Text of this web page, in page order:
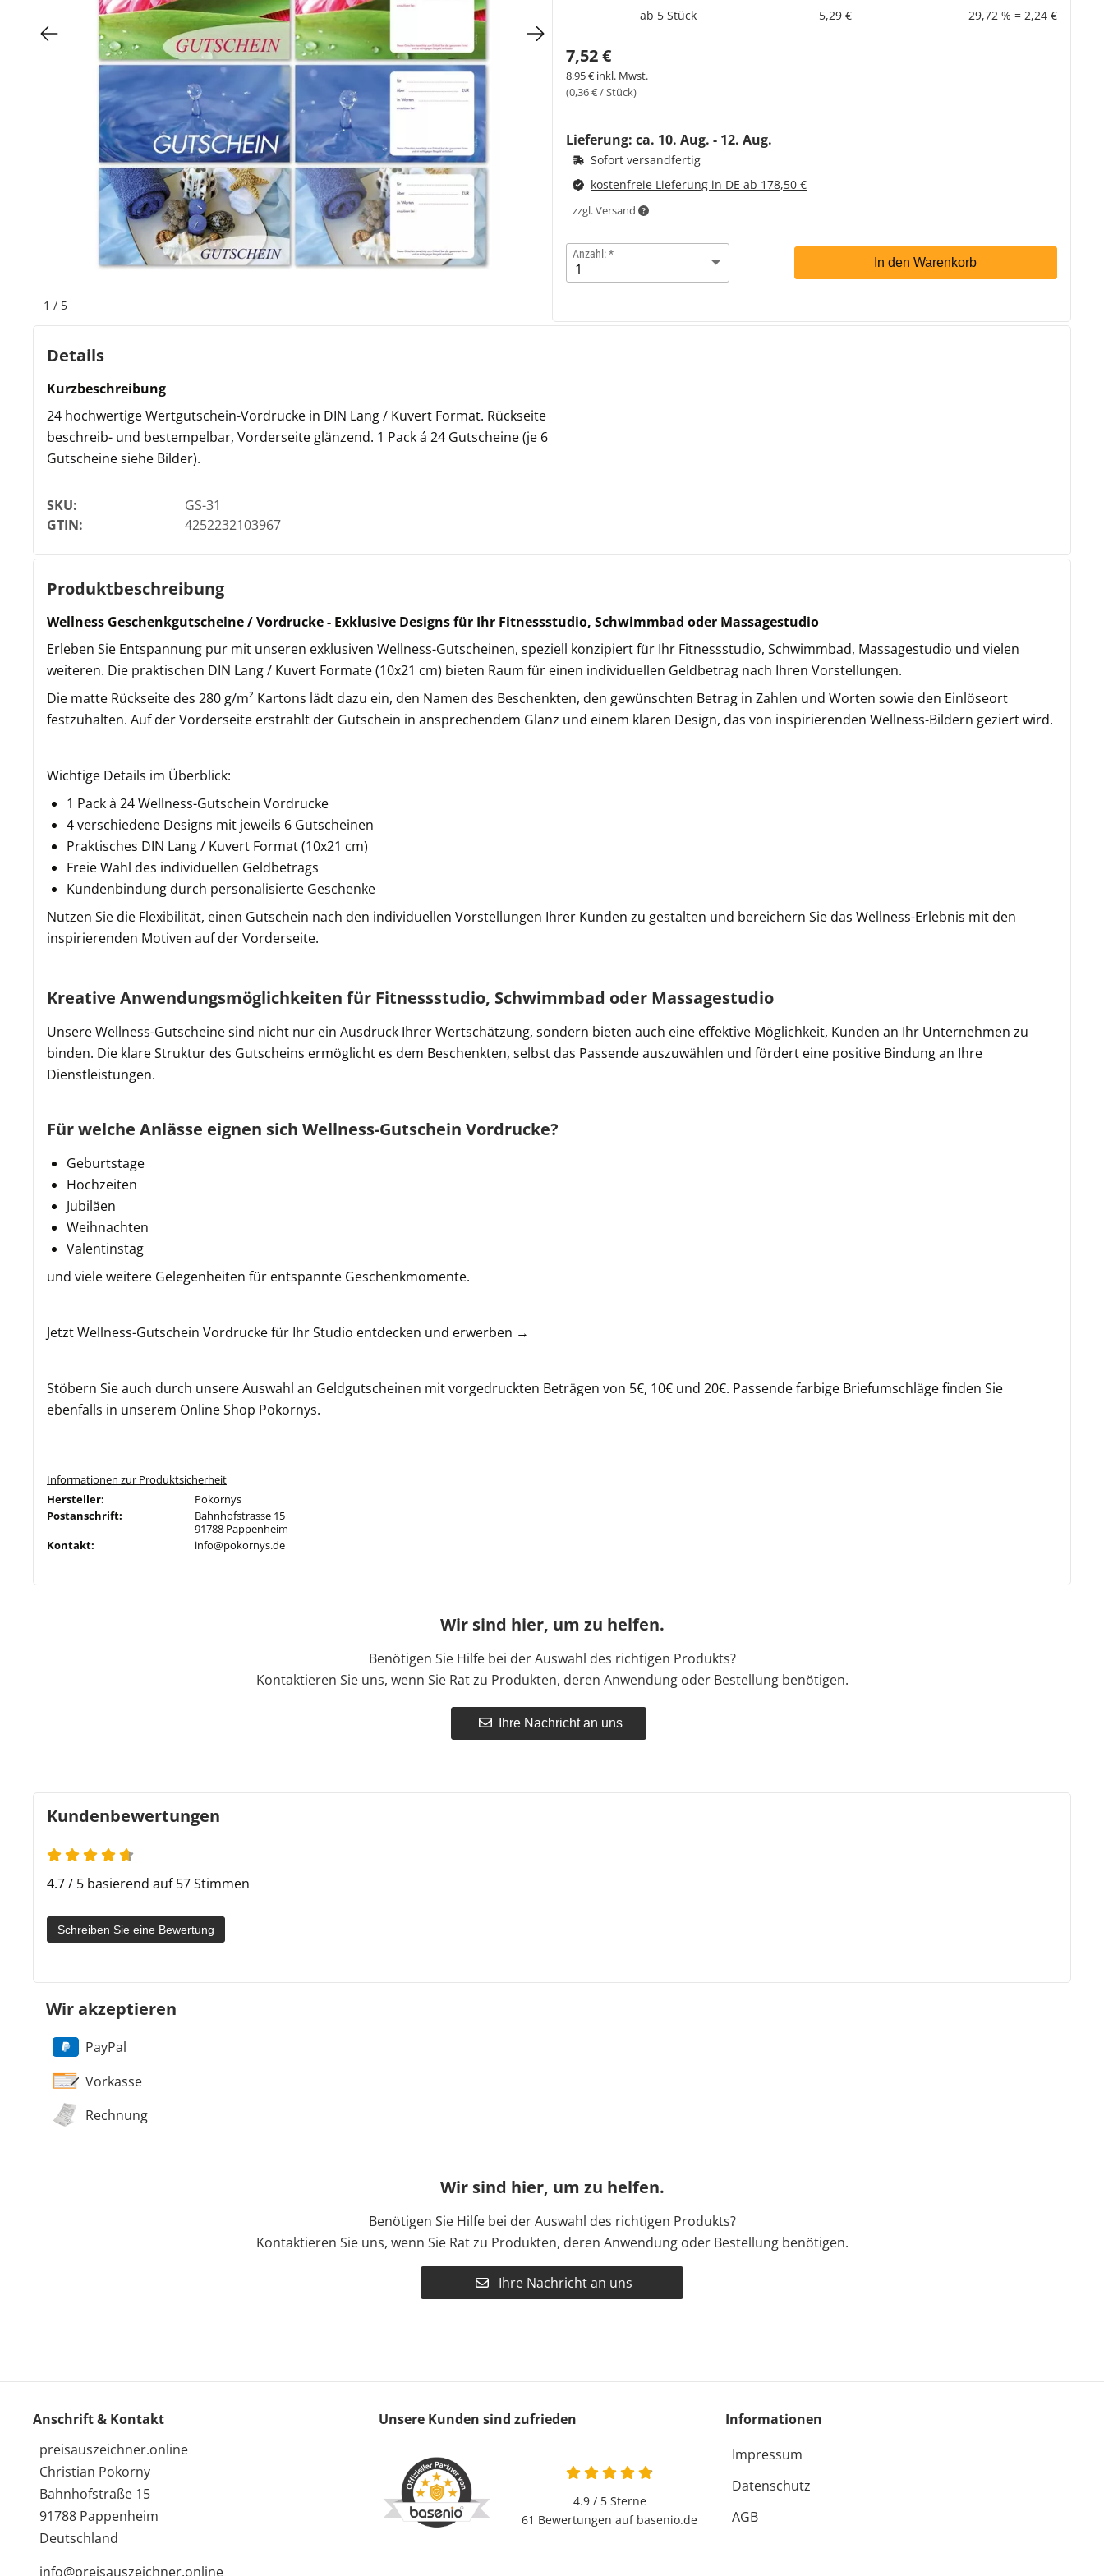
1 / 5
ab 5 Stück
5,29 € 29,72 % = 2,24 €
7,52 €
8,95 € inkl. Mwst.
(0,36 € / Stück)
Lieferung: ca. 10. Aug. - 12. Aug.
Sofort versandfertig
kostenfreie Lieferung in DE ab 178,50 €
zzgl. Versand
Anzahl:
In den Warenkorb
Details
Kurzbeschreibung
24 hochwertige Wertgutschein-Vordrucke in DIN Lang / Kuvert Format. Rückseite
beschreib- und bestempelbar, Vorderseite glänzend. 1 Pack á 24 Gutscheine (je 6
Gutscheine siehe Bilder).
SKU:
GS-31
GTIN:
4252232103967
Produktbeschreibung
Wellness Geschenkgutscheine / Vordrucke - Exklusive Designs für Ihr Fitnessstudio, Schwimmbad oder Massagestudio
Erleben Sie Entspannung pur mit unseren exklusiven Wellness-Gutscheinen, speziell konzipiert für Ihr Fitnessstudio, Schwimmbad, Massagestudio und vielen
weiteren. Die praktischen DIN Lang / Kuvert Formate (10x21 cm) bieten Raum für einen individuellen Geldbetrag nach Ihren Vorstellungen.
Die matte Rückseite des 280 g/m² Kartons lädt dazu ein, den Namen des Beschenkten, den gewünschten Betrag in Zahlen und Worten sowie den Einlöseort
festzuhalten. Auf der Vorderseite erstrahlt der Gutschein in ansprechendem Glanz und einem klaren Design, das von inspirierenden Wellness-Bildern geziert wird.
Wichtige Details im Überblick:
1 Pack à 24 Wellness-Gutschein Vordrucke
4 verschiedene Designs mit jeweils 6 Gutscheinen
Praktisches DIN Lang / Kuvert Format (10x21 cm)
Freie Wahl des individuellen Geldbetrags
Kundenbindung durch personalisierte Geschenke
Nutzen Sie die Flexibilität, einen Gutschein nach den individuellen Vorstellungen Ihrer Kunden zu gestalten und bereichern Sie das Wellness-Erlebnis mit den
inspirierenden Motiven auf der Vorderseite.
Kreative Anwendungsmöglichkeiten für Fitnessstudio, Schwimmbad oder Massagestudio
Unsere Wellness-Gutscheine sind nicht nur ein Ausdruck Ihrer Wertschätzung, sondern bieten auch eine effektive Möglichkeit, Kunden an Ihr Unternehmen zu
binden. Die klare Struktur des Gutscheins ermöglicht es dem Beschenkten, selbst das Passende auszuwählen und fördert eine positive Bindung an Ihre
Dienstleistungen.
Für welche Anlässe eignen sich Wellness-Gutschein Vordrucke?
Geburtstage
Hochzeiten
Jubiläen
Weihnachten
Valentinstag
und viele weitere Gelegenheiten für entspannte Geschenkmomente.
Jetzt Wellness-Gutschein Vordrucke für Ihr Studio entdecken und erwerben →
Stöbern Sie auch durch unsere Auswahl an Geldgutscheinen mit vorgedruckten Beträgen von 5€, 10€ und 20€. Passende farbige Briefumschläge finden Sie
ebenfalls in unserem Online Shop Pokornys.
Informationen zur Produktsicherheit
Hersteller:
Pokornys
Postanschrift:
Bahnhofstrasse 15
91788 Pappenheim
Kontakt:
info@pokornys.de
Wir sind hier, um zu helfen.
Benötigen Sie Hilfe bei der Auswahl des richtigen Produkts?
Kontaktieren Sie uns, wenn Sie Rat zu Produkten, deren Anwendung oder Bestellung benötigen.
Ihre Nachricht an uns
Kundenbewertungen
4.7 / 5 basierend auf 57 Stimmen
Schreiben Sie eine Bewertung
Wir akzeptieren
PayPal
Vorkasse
Rechnung
Wir sind hier, um zu helfen.
Benötigen Sie Hilfe bei der Auswahl des richtigen Produkts?
Kontaktieren Sie uns, wenn Sie Rat zu Produkten, deren Anwendung oder Bestellung benötigen.
Ihre Nachricht an uns
Anschrift & Kontakt
preisauszeichner.online
Christian Pokorny
Bahnhofstraße 15
91788 Pappenheim
Deutschland
info@preisauszeichner.online
Unsere Kunden sind zufrieden
4.9 / 5Sterne
61 Bewertungen auf basenio.de
Informationen
Impressum
Datenschutz
AGB
Bogeti Etiketten
Kartonetiketten
Etikettenspender
Etiketten auf Rolle
Thermoetiketten
Thermotransferetiketten